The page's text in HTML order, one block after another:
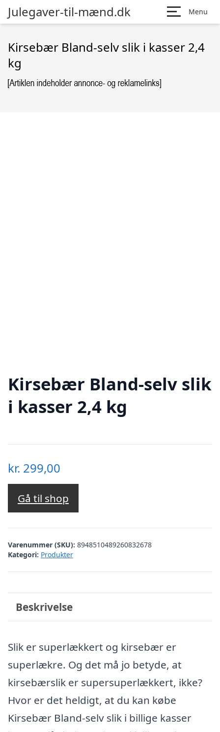
Julegaver-til-mænd.dk Menu
Kirsebær Bland-selv slik i kasser 2,4
kg
Kirsebær Bland-selv slik
i kasser 2,4 kg
kr. 299,00
Gå til shop
Varenummer (SKU): 8948510489260832678
Kategori: Produkter
Beskrivelse
Slik er superlækkert og kirsebær er
superlækre. Og det må jo betyde, at
kirsebærslik er supersuperlækkert, ikke?
Hvor er det heldigt, at du kan købe
Kirsebær Bland-selv slik i billige kasser